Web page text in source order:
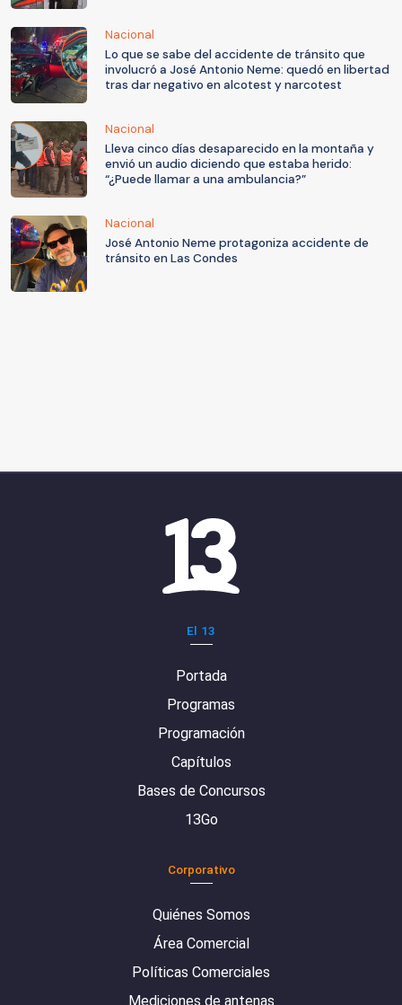
Nacional
Lo que se sabe del accidente de tránsito que
involucró a José Antonio Neme: quedó en libertad
tras dar negativo en alcotest y narcotest
Nacional
Lleva cinco días desaparecido en la montaña y
envió un audio diciendo que estaba herido:
“¿Puede llamar a una ambulancia?”
Nacional
José Antonio Neme protagoniza accidente de
tránsito en Las Condes
El 13
Portada
Programas
Programación
Capítulos
Bases de Concursos
13Go
Corporativo
Quiénes Somos
Área Comercial
Políticas Comerciales
Mediciones de antenas